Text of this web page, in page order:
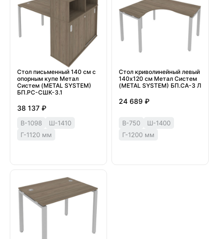
Стол письменный 140 см с
опорным купе Метал
Систем (METAL SYSTEM)
БП.РС-СШК-3.1
38 137 ₽
В-1098
Ш-1410
Г-1120 мм
Стол криволинейный левый
140х120 см Метал Систем
(METAL SYSTEM) БП.СА-3 Л
24 689 ₽
В-750
Ш-1400
Г-1200 мм